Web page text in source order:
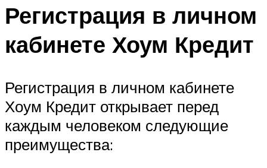
Регистрация в личном
кабинете Хоум Кредит
Регистрация в личном кабинете
Хоум Кредит открывает перед
каждым человеком следующие
преимущества: